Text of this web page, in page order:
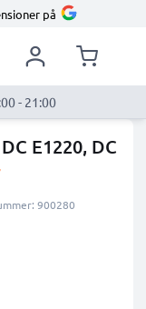
på
- 21:00
E1220, DC
900280